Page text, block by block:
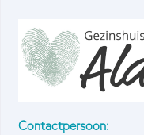
Contactpersoon: